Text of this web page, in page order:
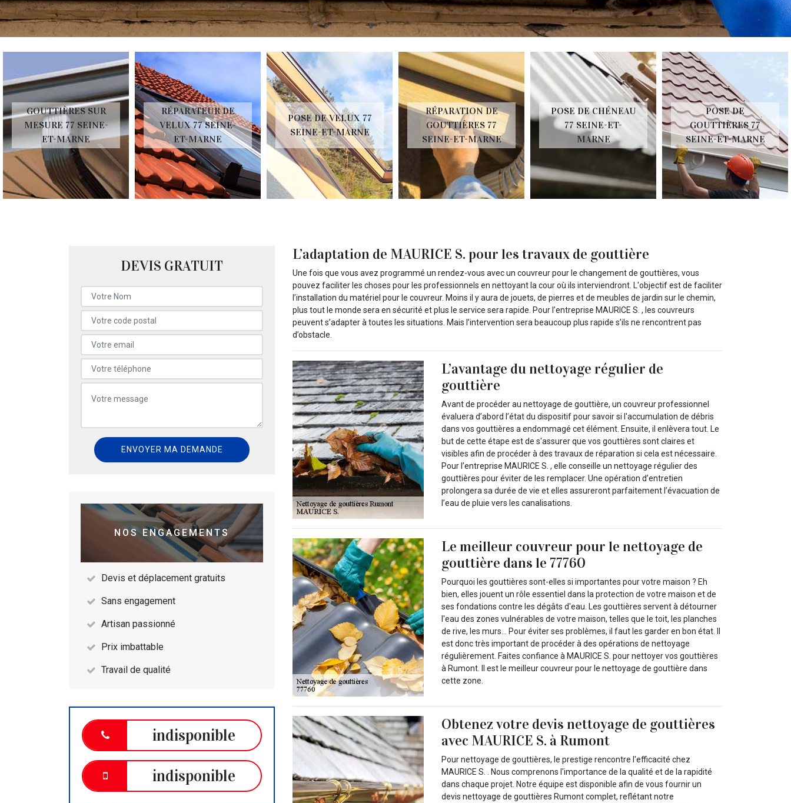
GOUTTIÈRES SUR
MESURE 77 SEINE-
ET-MARNE
RÉPARATEUR DE
VELUX 77 SEINE-
ET-MARNE
POSE DE VELUX 77
SEINE-ET-MARNE
RÉPARATION DE
GOUTTIÈRES 77
SEINE-ET-MARNE
POSE DE CHÉNEAU
77 SEINE-ET-
MARNE
POSE DE
GOUTTIÈRES 77
SEINE-ET-MARNE
DEVIS GRATUIT
NOS ENGAGEMENTS
Devis et déplacement gratuits
Sans engagement
Artisan passionné
Prix imbattable
Travail de qualité
indisponible
indisponible
L’adaptation de MAURICE S. pour les travaux de gouttière
Une fois que vous avez programmé un rendez-vous avec un couvreur pour le changement de gouttières, vous
pouvez faciliter les choses pour les professionnels en nettoyant la cour où ils interviendront. L'objectif est de faciliter
l’installation du matériel pour le couvreur. Moins il y aura de jouets, de pierres et de meubles de jardin sur le chemin,
plus tout le monde sera en sécurité et plus le service sera rapide. Pour l’entreprise MAURICE S. , les couvreurs
peuvent s’adapter à toutes les situations. Mais l’intervention sera beaucoup plus rapide s’ils ne rencontrent pas
d’obstacle.
L’avantage du nettoyage régulier de
gouttière
Avant de procéder au nettoyage de gouttière, un couvreur professionnel
évaluera d’abord l’état du dispositif pour savoir si l'accumulation de débris
dans vos gouttières a endommagé cet élément. Ensuite, il enlèvera tout. Le
but de cette étape est de s'assurer que vos gouttières sont claires et
visibles afin de procéder à des travaux de réparation si cela est nécessaire.
Pour l’entreprise MAURICE S. , elle conseille un nettoyage régulier des
gouttières pour éviter de les remplacer. Une opération d’entretien
prolongera sa durée de vie et elles assureront parfaitement l’évacuation de
l’eau de pluie vers les canalisations.
Le meilleur couvreur pour le nettoyage de
gouttière dans le 77760
Pourquoi les gouttières sont-elles si importantes pour votre maison ? Eh
bien, elles jouent un rôle essentiel dans la protection de votre maison et de
ses fondations contre les dégâts d'eau. Les gouttières servent à détourner
l'eau des zones vulnérables de votre maison, telles que le toit, les planches
de rive, les murs… Pour éviter ses problèmes, il faut les garder en bon état. Il
est donc très important de procéder à des opérations de nettoyage
régulièrement. Faites confiance à MAURICE S. pour nettoyer vos gouttières
à Rumont. Il est le meilleur couvreur pour le nettoyage de gouttière dans
cette zone.
Obtenez votre devis nettoyage de gouttières
avec MAURICE S. à Rumont
Pour nettoyage de gouttières, le prestige rencontre l'efficacité chez
MAURICE S. . Nous comprenons l'importance de la qualité et de la rapidité
dans chaque projet. Notre équipe est disponible afin de vous fournir un
devis nettoyage de gouttières Rumont complet, reflétant notre